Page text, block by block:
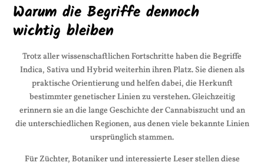
Warum die Begriffe dennoch
wichtig bleiben
Trotz aller wissenschaftlichen Fortschritte haben die Begriffe
Indica, Sativa und Hybrid weiterhin ihren Platz. Sie dienen als
praktische Orientierung und helfen dabei, die Herkunft
bestimmter genetischer Linien zu verstehen. Gleichzeitig
erinnern sie an die lange Geschichte der Cannabiszucht und an
die unterschiedlichen Regionen, aus denen viele bekannte Linien
ursprünglich stammen.
Für Züchter, Botaniker und interessierte Leser stellen diese